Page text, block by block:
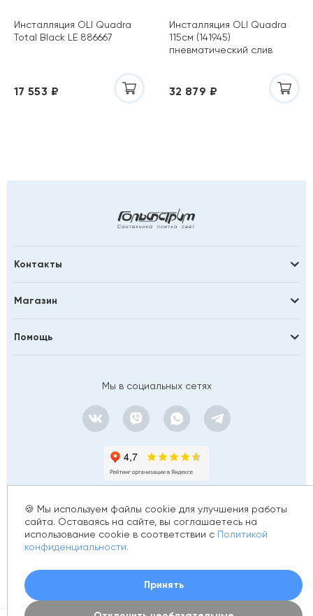
Инсталляция OLI Quadra
Total Black LE 886667
17 553 ₽
Инсталляция OLI Quadra
115см (141945)
пневматический слив
32 879 ₽
Контакты
Магазин
Помощь
Мы в социальных сетях
© 2012 - 2026 golfstim.ru
ОГРН 304370234902057
🍪 Мы используем файлы cookie для улучшения работы
сайта. Оставаясь на сайте, вы соглашаетесь на
использование cookie в соответствии с Политикой
конфиденциальности.
Принять